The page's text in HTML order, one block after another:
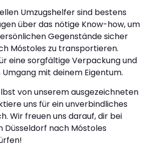
Umzugshelfer sind bestens
über das nötige Know-how, um
Gegenstände sicher
Móstoles zu transportieren.
eine sorgfältige Verpackung und
mit deinem Eigentum.
von unserem ausgezeichneten
uns für ein unverbindliches
Wir freuen uns darauf, dir bei
Düsseldorf nach Móstoles